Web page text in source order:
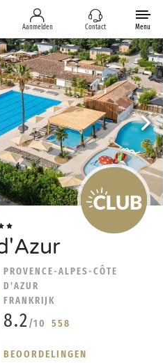
Aanmelden Contact Menu
PROVENCE-ALPES-CÔTE
D'AZUR
FRANKRIJK
8.2/10 558
BEOORDELINGEN